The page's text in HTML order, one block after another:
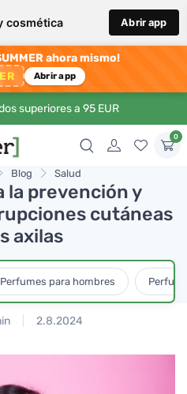
cosmética Abrir app
ahora mismo!
Abrir app
superiores a 95 EUR
0
Blog Salud
la prevención y
cutáneas
axilas
Perfumes para hombres
2.8.2024